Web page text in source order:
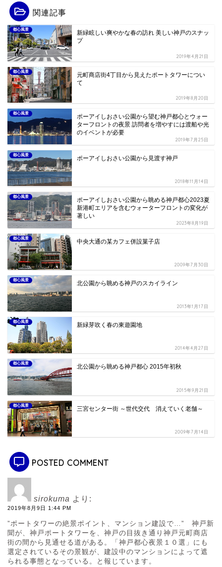
関連記事
都心風景
新緑眩しい爽やかな春の訪れ 美しい神戸のスナッ
プ
2019年4月21日
都心風景
元町商店街4丁目から見えたポートタワーについ
て
2019年8月20日
都心風景
ポーアイしおさい公園から望む神戸都心とウォー
ターフロントの夜景 訪問者を増やすには渡船や光
のイベントが必要
2019年7月25日
都心風景 ポーアイしおさい公園から見渡す神戸
2018年11月14日
都心風景
ポーアイしおさい公園から眺める神戸都心2023夏
新港町エリアを含むウォーターフロントの変化が
著しい
2023年8月19日
都心風景 中央大通の某カフェ併設菓子店
2009年7月30日
都心風景 北公園から眺める神戸のスカイライン
2013年1月17日
都心風景 新緑芽吹く春の東遊園地
2014年4月27日
都心風景 北公園から眺める神戸都心 2015年初秋
2015年9月21日
都心風景 三宮センター街 ～世代交代 消えていく老舗～
2009年7月14日
POSTED COMMENT
sirokuma より:
2019年8月9日 1:44 PM
”ポートタワーの絶景ポイント、マンション建設で…” 神戸新
聞が、神戸ポートタワーを、神戸の目抜き通り神戸元町商店
街の間から見通せる道がある。「神戸都心夜景１０選」にも
選定されているその景観が、建設中のマンションによって遮
られる事態となっている。と報じています。